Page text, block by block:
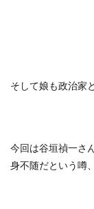
そして娘も政治家
今回は谷垣禎一さ
身不随だという噂